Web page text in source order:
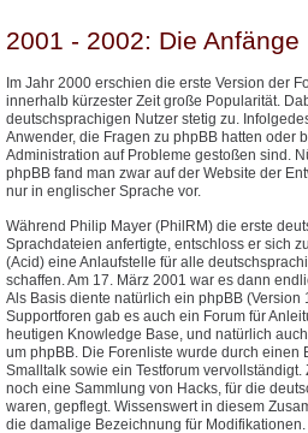
2001 - 2002: Die Anfänge
Im Jahr 2000 erschien die erste Version der
innerhalb kürzester Zeit große Popularität.
deutschsprachigen Nutzer stetig zu.
Anwender, die Fragen zu phpBB hatten oder
Administration auf Probleme gestoßen sind.
phpBB fand man zwar auf der Website der
nur in englischer Sprache vor.
Während Philip Mayer (PhilRM) die erste
Sprachdateien anfertigte, entschloss er sich
(Acid) eine Anlaufstelle für alle
schaffen. Am 17. März 2001 war es dann
Als Basis diente natürlich ein phpBB (Version
Supportforen gab es auch ein Forum für
heutigen Knowledge Base, und natürlich
um phpBB. Die Forenliste wurde durch einen
Smalltalk sowie ein Testforum
noch eine Sammlung von Hacks, für die
waren, gepflegt. Wissenswert in diesem
die damalige Bezeichnung für Modifikationen.